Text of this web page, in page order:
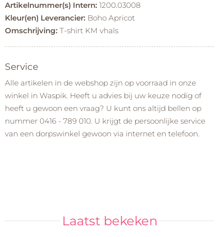
Artikelnummer(s) Intern: 1200.03008
Kleur(en) Leverancier: Boho Apricot
Omschrijving: T-shirt KM vhals
Service
Alle artikelen in de webshop zijn op voorraad in onze
winkel in Waspik. Heeft u advies bij uw keuze nodig of
heeft u gewoon een vraag? U kunt ons altijd bellen op
nummer 0416 - 789 010. U krijgt de persoonlijke service
van een dorpswinkel gewoon via internet en telefoon.
Laatst bekeken